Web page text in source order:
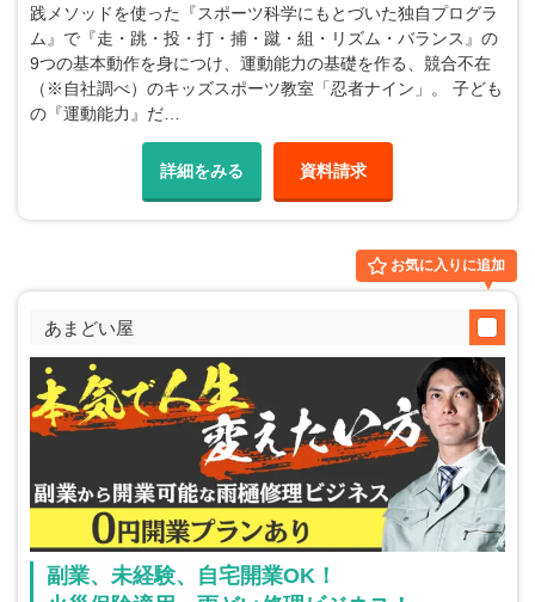
践メソッドを使った『スポーツ科学にもとづいた独自プログラ
ム』で『走・跳・投・打・捕・蹴・組・リズム・バランス』の
9つの基本動作を身につけ、運動能力の基礎を作る、競合不在
（※自社調べ）のキッズスポーツ教室「忍者ナイン」。 子ども
の『運動能力』だ…
詳細をみる 資料請求
お気に入りに追加
あまどい屋
副業、未経験、自宅開業OK！